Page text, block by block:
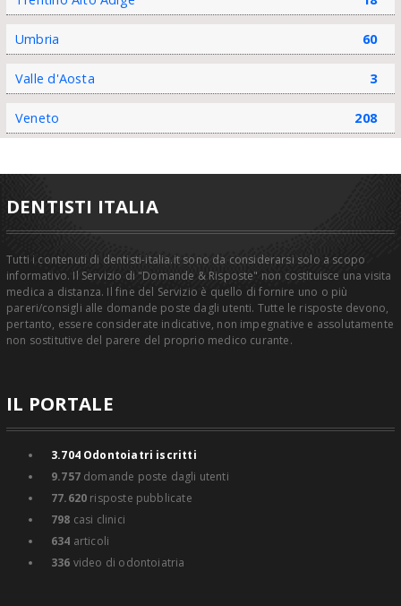
Umbria 60
Valle d'Aosta 3
Veneto 208
DENTISTI ITALIA
Tutti i contenuti di dentisti-italia.it sono da considerarsi solo a scopo
informativo. Il Servizio di "Domande & Risposte" non costituisce una visita
medica a distanza. Il fine del Servizio è quello di fornire uno o più
pareri/consigli alle domande poste dagli utenti. Tutte le risposte devono,
pertanto, essere considerate indicative, non impegnative e assolutamente
non sostitutive del parere del proprio medico curante.
IL PORTALE
3.704Odontoiatri iscritti
9.757domande poste dagli utenti
77.620 risposte pubblicate
798 casi clinici
634 articoli
336 video di odontoiatria